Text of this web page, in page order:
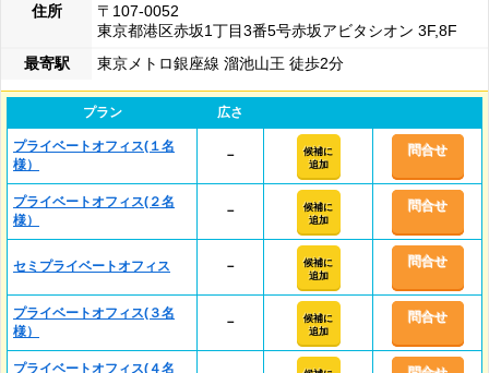
住所
〒107-0052
東京都港区赤坂1丁目3番5号赤坂アビタシオン 3F,8F
最寄駅
東京メトロ銀座線 溜池山王 徒歩2分
プラン 広さ
プライベートオフィス(１名
様）
－
候補に
追加
問合せ
プライベートオフィス(２名
様）
－
候補に
追加
問合せ
セミプライベートオフィス －
候補に
追加
問合せ
プライベートオフィス(３名
様）
－
候補に
追加
問合せ
プライベートオフィス(４名